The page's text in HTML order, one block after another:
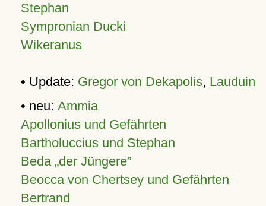
Stephan
Sympronian Ducki
Wikeranus
• Update: Gregor von Dekapolis, Lauduin
• neu: Ammia
Apollonius und Gefährten
Bartholuccius und Stephan
Beda „der Jüngere”
Beocca von Chertsey und Gefährten
Bertrand